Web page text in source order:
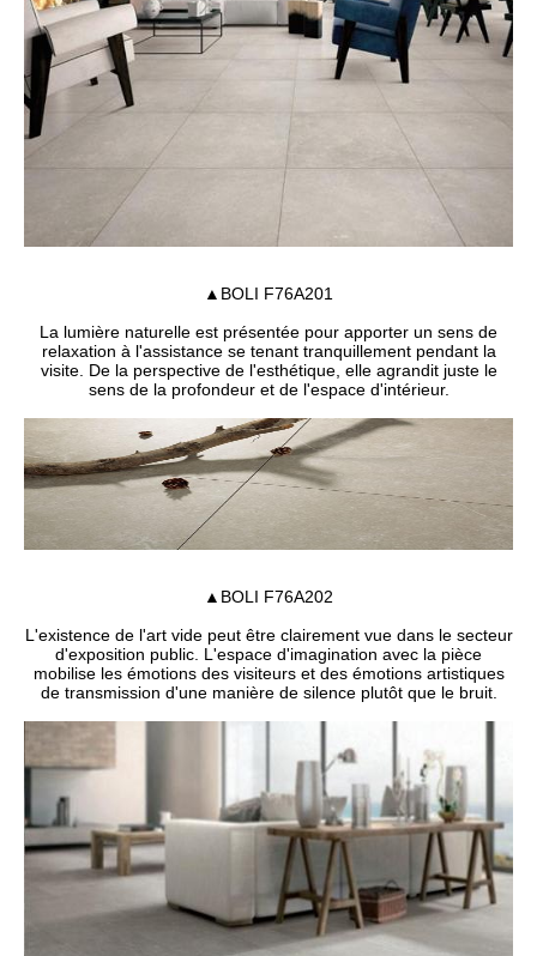
▲BOLI F76A201
La lumière naturelle est présentée pour apporter un sens de
relaxation à l'assistance se tenant tranquillement pendant la
visite. De la perspective de l'esthétique, elle agrandit juste le
sens de la profondeur et de l'espace d'intérieur.
▲BOLI F76A202
L'existence de l'art vide peut être clairement vue dans le secteur
d'exposition public. L'espace d'imagination avec la pièce
mobilise les émotions des visiteurs et des émotions artistiques
de transmission d'une manière de silence plutôt que le bruit.